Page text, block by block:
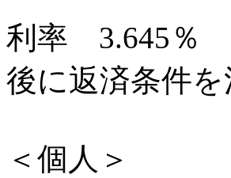
利率 3.645
後に返済条件を
＜個人＞